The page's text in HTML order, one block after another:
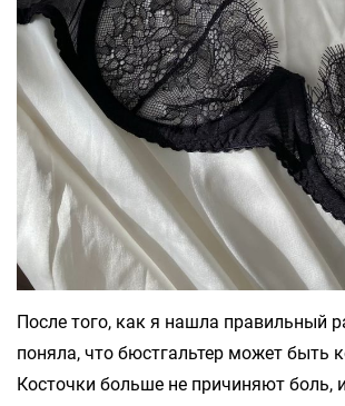
После того, как я нашла правильный
поняла, что бюстгальтер может быть
Косточки больше не причиняют боль,